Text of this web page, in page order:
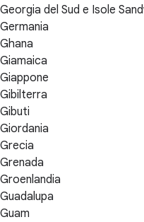
Georgia del Sud e Isole
Germania
Ghana
Giamaica
Giappone
Gibilterra
Gibuti
Giordania
Grecia
Grenada
Groenlandia
Guadalupa
Guam